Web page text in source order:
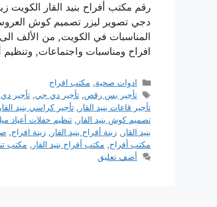
رقم مكتب أفراح بنيد القار
دجي تصوير ليزر تصميم كوش العروس
المناسبات في الكويت, من الألف
افراح ومناسبات واجتماعات, وتنظيم
التصنيفات
ادوات صحية, مكتب افراح
الوسوم
تأجير بس رقص,تأجير دي جي,تأجير دي
تأجير قاعات بنيد القار , تأجير كراسي بنيد القار
تصميم كوش بنيد القار , تنظيم حفلات أعياد
بنيد القار , زينة أفراح بنيد القار , زينة افراح,
مكتب أفراح, مكتب أفراح بنيد القار , مكتب
أضف تعليق